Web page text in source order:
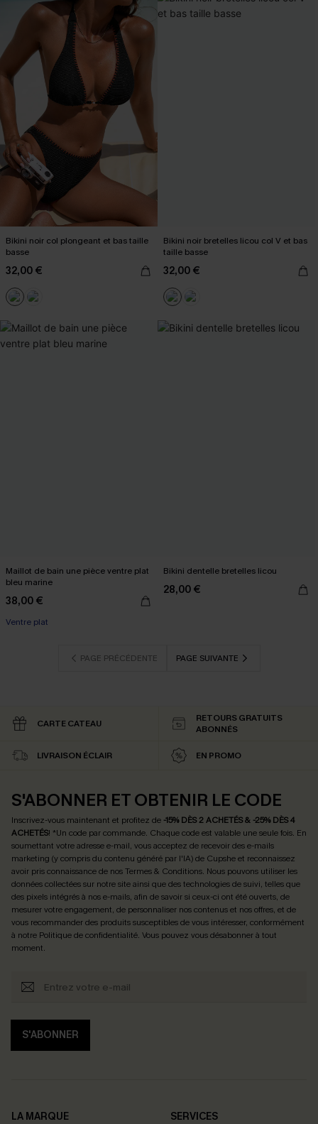
Bikini noir col plongeant et bas taille
basse
32,00 €
Bikini noir bretelles licou col V et bas
taille basse
32,00 €
Maillot de bain une pièce ventre plat
bleu marine
38,00 €
Ventre plat
Bikini dentelle bretelles licou
28,00 €
PAGE PRÉCÉDENTE PAGE SUIVANTE
CARTE CATEAU
RETOURS GRATUITS
ABONNÉS
LIVRAISON ÉCLAIR EN PROMO
S'ABONNER ET OBTENIR LE CODE
Inscrivez-vous maintenant et profitez de -15% DÈS 2 ACHETÉS & -25% DÈS 4
ACHETÉS! *Un code par commande. Chaque code est valable une seule fois. En
soumettant votre adresse e-mail, vous acceptez de recevoir des e-mails
marketing (y compris du contenu généré par l'IA) de Cupshe et reconnaissez
avoir pris connaissance de nosTermes & Conditions. Nous pouvons utiliser les
données collectées sur notre site ainsi que des technologies de suivi, telles que
des pixels intégrés à nos e-mails, afin de savoir si ceux-ci ont été ouverts, de
mesurer votre engagement, de personnaliser nos contenus et nos offres, et de
vous recommander des produits susceptibles de vous intéresser, conformément
à notre Politique de confidentialité. Vous pouvez vous désabonner à tout
moment.
S'ABONNER
LA MARQUE
SERVICES